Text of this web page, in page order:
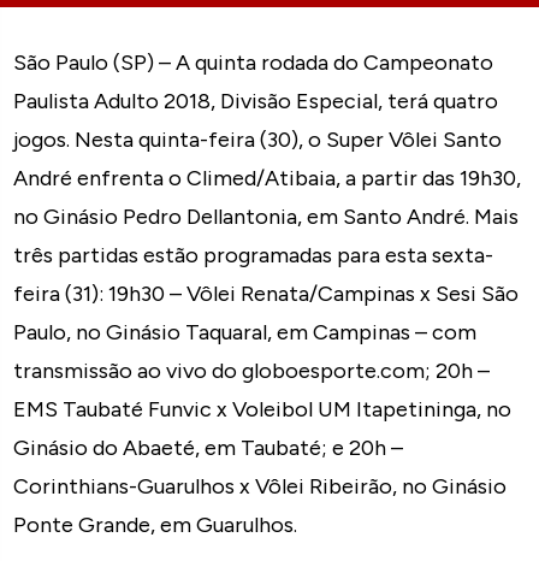
São Paulo (SP) – A quinta rodada do Campeonato
Paulista Adulto 2018, Divisão Especial, terá quatro
jogos. Nesta quinta-feira (30), o Super Vôlei Santo
André enfrenta o Climed/Atibaia, a partir das 19h30,
no Ginásio Pedro Dellantonia, em Santo André. Mais
três partidas estão programadas para esta sexta-
feira (31): 19h30 – Vôlei Renata/Campinas x Sesi São
Paulo, no Ginásio Taquaral, em Campinas – com
transmissão ao vivo do globoesporte.com; 20h –
EMS Taubaté Funvic x Voleibol UM Itapetininga, no
Ginásio do Abaeté, em Taubaté; e 20h –
Corinthians-Guarulhos x Vôlei Ribeirão, no Ginásio
Ponte Grande, em Guarulhos.